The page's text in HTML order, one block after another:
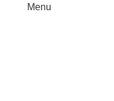
Menu